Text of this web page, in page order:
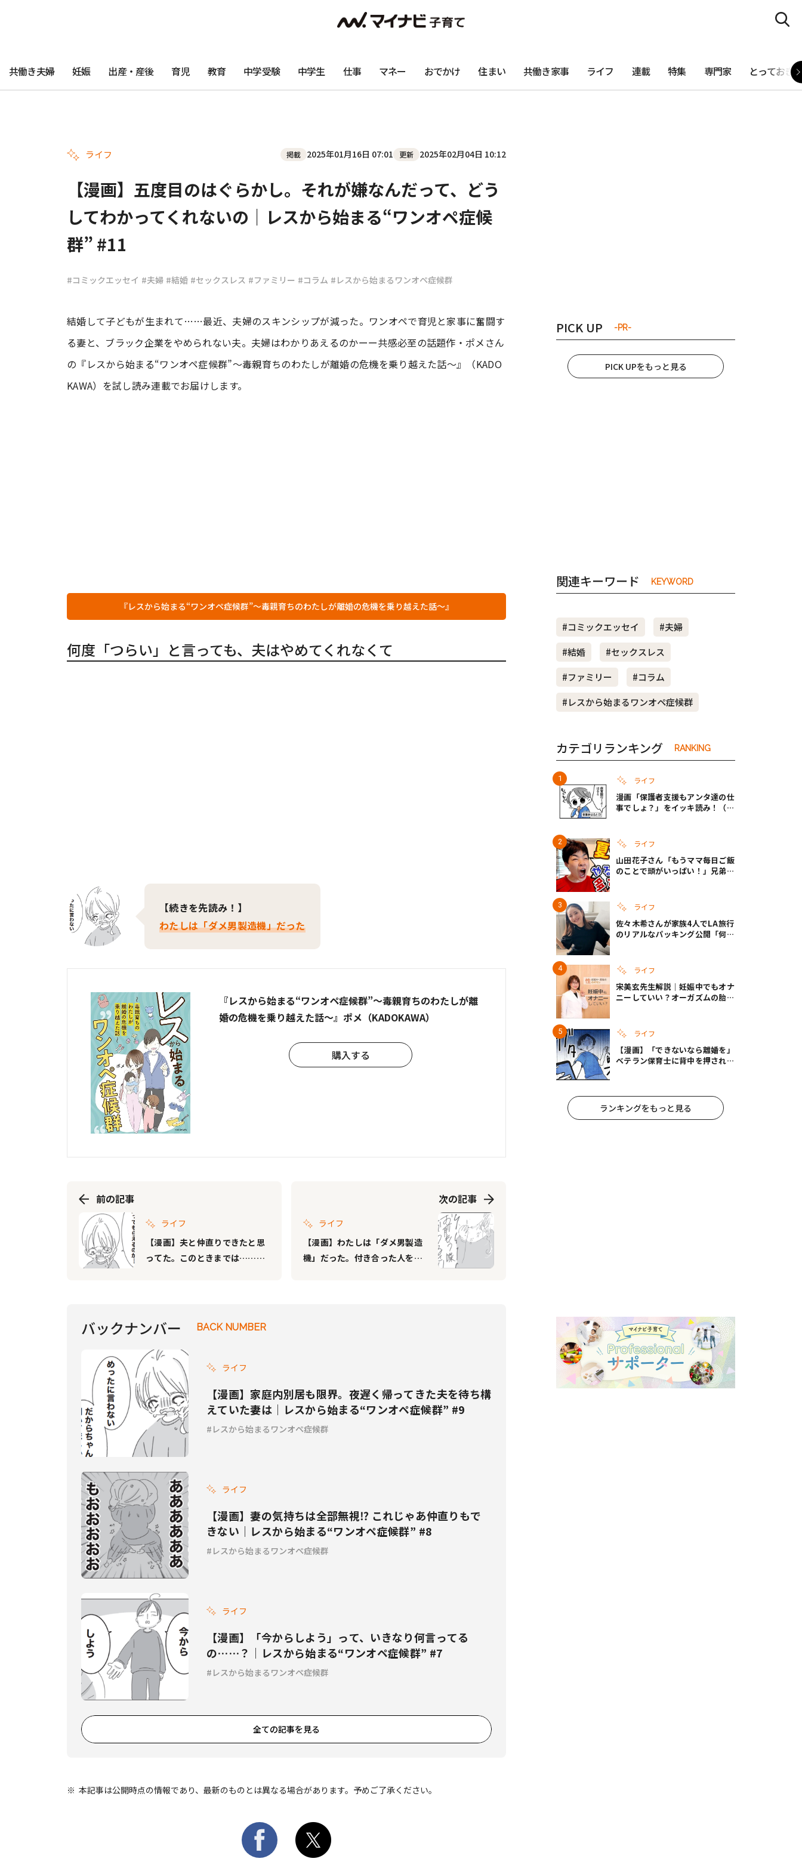
共働き夫婦 妊娠 出産・産後 育児 教育 中学受験 中学生 仕事 マネー おでかけ 住まい 共働き家事 ライフ 連載 特集 専門家 とっておき
ライフ 掲載 2025年01月16日 07:01 更新 2025年02月04日 10:12
【漫画】五度目のはぐらかし。それが嫌なんだって、どう
してわかってくれないの｜レスから始まる“ワンオペ症候
群” #11
#コミックエッセイ #夫婦 #結婚 #セックスレス #ファミリー #コラム #レスから始まるワンオペ症候群
結婚して子どもが生まれて……最近、夫婦のスキンシップが減った。ワンオペで育児と家事に奮闘す
る妻と、ブラック企業をやめられない夫。夫婦はわかりあえるのかーー共感必至の話題作・ポメさん
の『レスから始まる“ワンオペ症候群”～毒親育ちのわたしが離婚の危機を乗り越えた話～』（KADO
KAWA）を試し読み連載でお届けします。
『レスから始まる“ワンオペ症候群”～毒親育ちのわたしが離婚の危機を乗り越えた話～』
何度「つらい」と言っても、夫はやめてくれなくて
【続きを先読み！】
わたしは「ダメ男製造機」だった
『レスから始まる“ワンオペ症候群”～毒親育ちのわたしが離
婚の危機を乗り越えた話～』ポメ（KADOKAWA）
購入する
前の記事
ライフ
【漫画】夫と仲直りできたと思
ってた。このときまでは……｜
次の記事
ライフ
【漫画】わたしは「ダメ男製造
機」だった。付き合った人をみ
バックナンバー BACK NUMBER
ライフ
【漫画】家庭内別居も限界。夜遅く帰ってきた夫を待ち構
えていた妻は｜レスから始まる“ワンオペ症候群” #9
レスから始まるワンオペ症候群
ライフ
【漫画】妻の気持ちは全部無視⁉ これじゃあ仲直りもで
きない｜レスから始まる“ワンオペ症候群” #8
レスから始まるワンオペ症候群
ライフ
【漫画】「今からしよう」って、いきなり何言ってる
の……？｜レスから始まる“ワンオペ症候群” #7
レスから始まるワンオペ症候群
全ての記事を見る
本記事は公開時点の情報であり、最新のものとは異なる場合があります。予めご了承ください。
PICK UP -PR-
PICK UPをもっと見る
関連キーワード KEYWORD
#コミックエッセイ
#夫婦
#結婚
#セックスレス
#ファミリー
#コラム
#レスから始まるワンオペ症候群
カテゴリランキング RANKING
ライフ
漫画「保護者支援もアンタ達の仕
事でしょ？」をイッキ読み！（右
ライフ
山田花子さん「もうママ毎日ご飯
のことで頭がいっぱい！」兄弟夏
ライフ
佐々木希さんが家族4人でLA旅行
のリアルなパッキング公開「何が
ライフ
宋美玄先生解説｜妊娠中でもオナ
ニーしていい？オーガズムの胎児
ライフ
【漫画】「できないなら離婚を」
ベテラン保育士に背中を押され、
ランキングをもっと見る